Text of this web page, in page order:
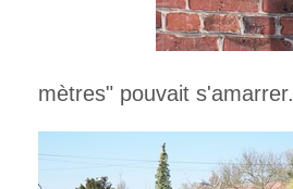
mètres" pouvait s'amarrer.